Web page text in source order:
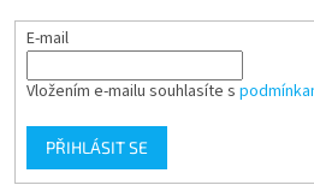
E-mail
Vložením e-mailu souhlasíte s
PŘIHLÁSIT SE